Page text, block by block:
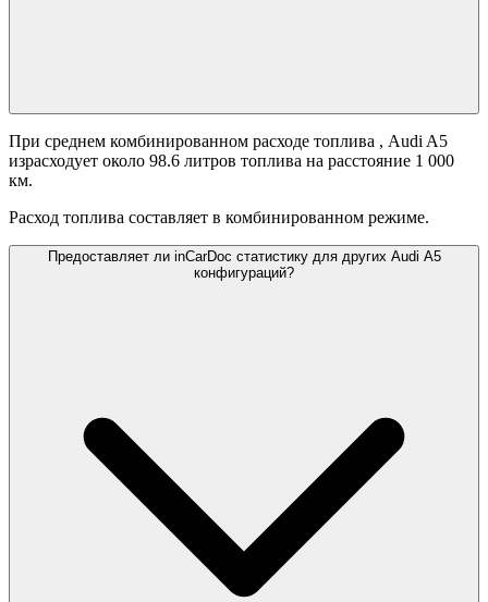
При среднем комбинированном расходе топлива , Audi A5
израсходует около 98.6 литров топлива на расстояние 1 000
км.
Расход топлива составляет в комбинированном режиме.
Предоставляет ли inCarDoc статистику для других Audi A5
конфигураций?